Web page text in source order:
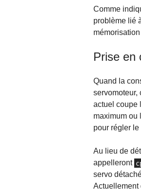
Comme
problème lié
Prise en
Quand la
servomoteur,
actuel coupe
maximum ou
pour régler
Au lieu de
appelleront
servo
Actuellement